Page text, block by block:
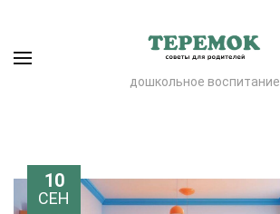
дошкольное воспитание
10
СЕН